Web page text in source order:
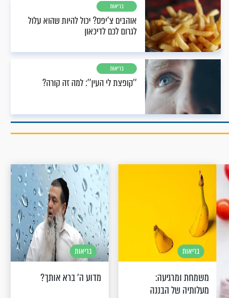
בריאות
אוהבים צ'יפס? יכול להיות שהוא עלול
לגרום לכם לדיכאון
בריאות
''קופצת לי העין'': למה זה קורה?
בריאות
משמחת ומרגיעה:
מעלותיה של הבננה
בריאות
מדוע ה’ ברא אותך?